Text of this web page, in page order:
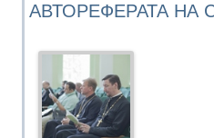
АВТОРЕФЕРАТА НА